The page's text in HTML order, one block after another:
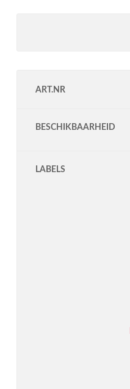
ART.NR
BESCHIKBAARHEID
LABELS